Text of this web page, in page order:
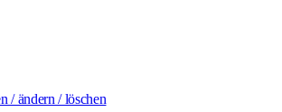
/ ändern / löschen